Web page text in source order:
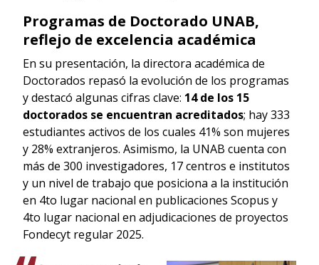
Programas de Doctorado UNAB,
reflejo de excelencia académica
En su presentación, la directora académica de
Doctorados repasó la evolución de los programas
y destacó algunas cifras clave: 14 de los 15
doctorados se encuentran acreditados; hay 333
estudiantes activos de los cuales 41% son mujeres
y 28% extranjeros. Asimismo, la UNAB cuenta con
más de 300 investigadores, 17 centros e institutos
y un nivel de trabajo que posiciona a la institución
en 4to lugar nacional en publicaciones Scopus y
4to lugar nacional en adjudicaciones de proyectos
Fondecyt regular 2025.